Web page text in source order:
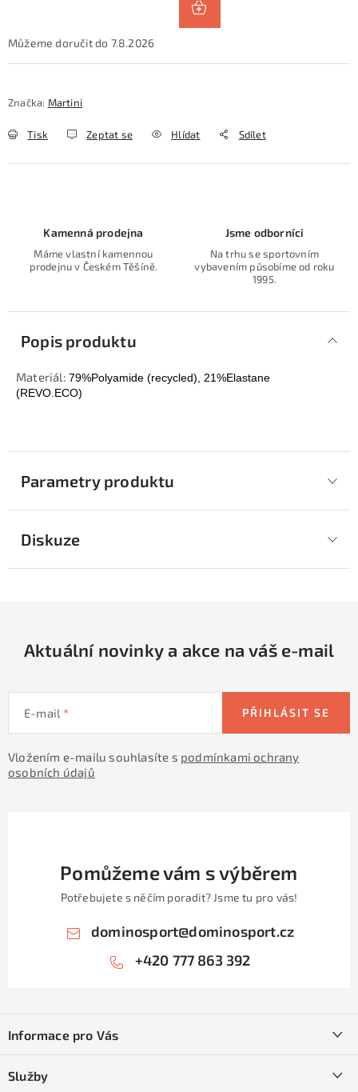
7.8.2026
Značka: Martini
Tisk Zeptat se Hlídat Sdílet
Kamenná prodejna
Máme vlastní kamennou
prodejnu v Českém Těšíně.
Jsme odborníci
Na trhu se sportovním
vybavením působíme od roku
1995.
Popis produktu
Materiál: 79%Polyamide (recycled), 21%Elastane
(REVO.ECO)
Parametry produktu
Diskuze
Aktuální novinky a akce na váš e-mail
E-mail
Vložením e-mailu souhlasíte s podmínkami ochrany
osobních údajů
PŘIHLÁSIT SE
Pomůžeme vám s výběrem
Potřebujete s něčím poradit? Jsme tu pro vás!
dominosport@dominosport.cz
+420 777 863 392
pInformace pro Vás
Služby